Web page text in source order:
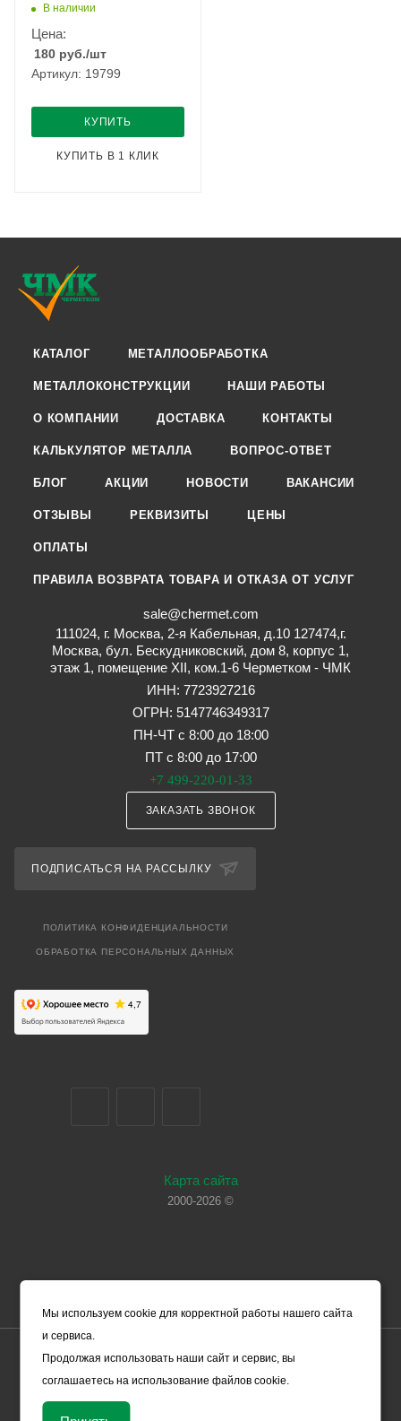
В наличии
Цена:
180 руб./шт
Артикул: 19799
КУПИТЬ
КУПИТЬ В 1 КЛИК
КАТАЛОГ МЕТАЛЛООБРАБОТКА
МЕТАЛЛОКОНСТРУКЦИИ НАШИ РАБОТЫ
О КОМПАНИИ ДОСТАВКА КОНТАКТЫ
КАЛЬКУЛЯТОР МЕТАЛЛА ВОПРОС-ОТВЕТ
БЛОГ АКЦИИ НОВОСТИ ВАКАНСИИ
ОТЗЫВЫ РЕКВИЗИТЫ ЦЕНЫ
ОПЛАТЫ
ПРАВИЛА ВОЗВРАТА ТОВАРА И ОТКАЗА ОТ УСЛУГ
sale@chermet.com
111024, г. Москва, 2-я Кабельная, д.10 127474,г.
Москва, бул. Бескудниковский, дом 8, корпус 1,
этаж 1, помещение XII, ком.1-6 Черметком - ЧМК
ИНН: 7723927216
ОГРН: 5147746349317
ПН-ЧТ с 8:00 до 18:00
ПТ с 8:00 до 17:00
+7 499-220-01-33
ЗАКАЗАТЬ ЗВОНОК
ПОДПИСАТЬСЯ НА РАССЫЛКУ
ПОЛИТИКА КОНФИДЕНЦИАЛЬНОСТИ
ОБРАБОТКА ПЕРСОНАЛЬНЫХ ДАННЫХ
Карта сайта
2000-2026 ©
Цены, указанные на сайте, носят справочный характер и не
являются офертой (в соответствии со ст. 435 ГК РФ). Они могут
Мы используем cookie для корректной работы нашего сайта
и сервиса.
Продолжая использовать наши сайт и сервис, вы
соглашаетесь на использование файлов cookie.